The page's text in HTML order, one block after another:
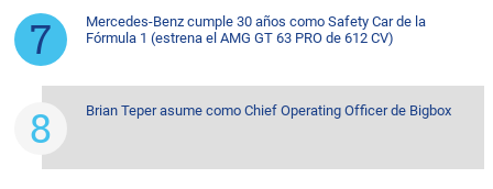
Mercedes-Benz cumple 30 años como Safety Car de la
Fórmula 1 (estrena el AMG GT 63 PRO de 612 CV)
Brian Teper asume como Chief Operating Officer de Bigbox